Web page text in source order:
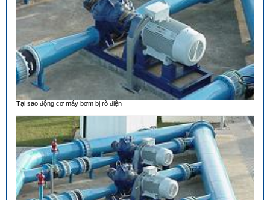
Tại sao động cơ máy bơm bị rò điện